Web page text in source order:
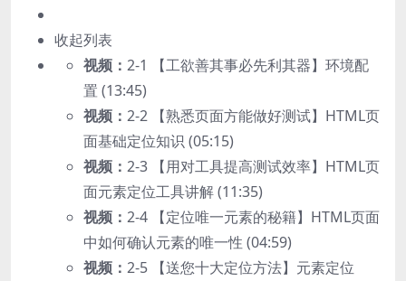
收起列表
视频： 2-1 【工欲善其事必先利其器】环境配
置 (13:45)
视频： 2-2 【熟悉页面方能做好测试】HTML页
面基础定位知识 (05:15)
视频： 2-3 【用对工具提高测试效率】HTML页
面元素定位工具讲解 (11:35)
视频： 2-4 【定位唯一元素的秘籍】HTML页面
中如何确认元素的唯一性 (04:59)
视频： 2-5 【送您十大定位方法】元素定位